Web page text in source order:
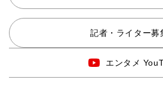
記者・ライター募
エンタメ